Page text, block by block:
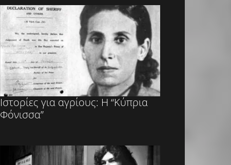
Ιστορίες για αγρίους: Η “Κύπρια
Φόνισσα”